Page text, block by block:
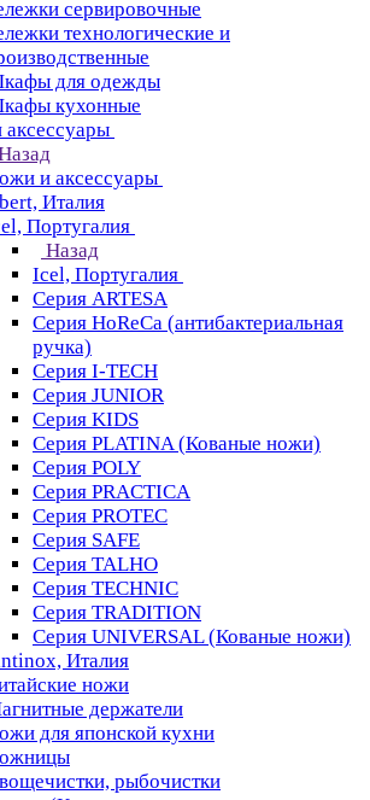
сервировочные
технологические и
для одежды
кухонные
и аксессуары
Италия
Португалия
Назад
Icel, Португалия
Серия ARTESA
Серия HoReCa (антибактериальная
ручка)
Серия I-TECH
Серия JUNIOR
Серия KIDS
Серия PLATINA (Кованые ножи)
Серия POLY
Серия PRACTICA
Серия PROTEC
Серия SAFE
Серия TALHO
Серия TECHNIC
Серия TRADITION
Серия UNIVERSAL (Кованые ножи)
Италия
ножи
держатели
для японской кухни
рыбочистки